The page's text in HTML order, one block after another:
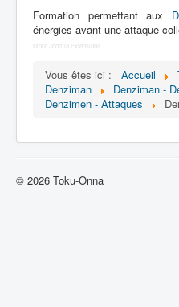
COSAA
Dessins
Lexique
隊 デンジマン) =
Formation permettant aux
énergies avant une attaque
More Joomla Extensions
Vous êtes ici : Accueil
Denziman
Denziman -
Denzimen - Attaques
© 2026 Toku-Onna